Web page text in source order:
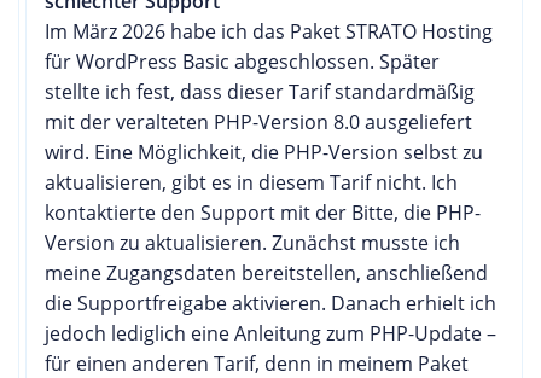
Im März 2026 habe ich das Paket STRATO Hosting
für WordPress Basic abgeschlossen. Später
stellte ich fest, dass dieser Tarif standardmäßig
mit der veralteten PHP-Version 8.0 ausgeliefert
wird. Eine Möglichkeit, die PHP-Version selbst zu
aktualisieren, gibt es in diesem Tarif nicht. Ich
kontaktierte den Support mit der Bitte, die PHP-
Version zu aktualisieren. Zunächst musste ich
meine Zugangsdaten bereitstellen, anschließend
die Supportfreigabe aktivieren. Danach erhielt ich
jedoch lediglich eine Anleitung zum PHP-Update –
für einen anderen Tarif, denn in meinem Paket